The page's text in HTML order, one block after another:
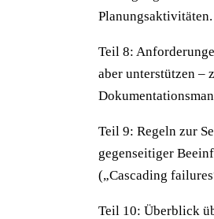
Planungsaktivitäten.
Teil 8:
aber unterstützen –
Teil 9: Regeln zur
gegenseitiger
(„Cascading
Teil 10: Überblick